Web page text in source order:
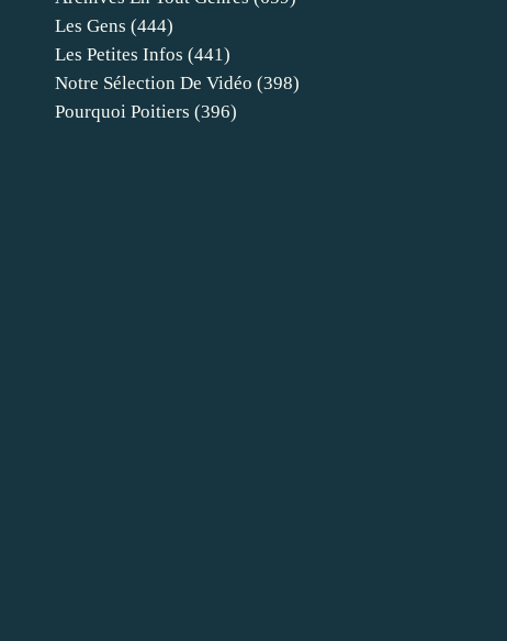
Les Gens (444)
Les Petites Infos (441)
Notre Sélection De Vidéo (398)
Pourquoi Poitiers (396)